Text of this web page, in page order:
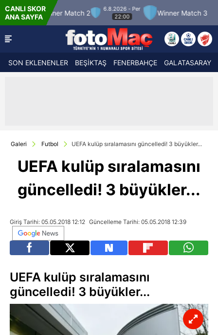
CANLI SKOR
ANA SAYFA
Match 2
6.8.2026 - Per
22:00
Winner Match 3 Boluspor
SON EKLENENLER BEŞİKTAŞ FENERBAHÇE GALATASARAY
Galeri Futbol UEFA kulüp sıralamasını güncelledi! 3 büyükler...
UEFA kulüp sıralamasını
güncelledi! 3 büyükler...
Giriş Tarihi: 05.05.2018 12:12 Güncelleme Tarihi: 05.05.2018 12:39
UEFA kulüp sıralamasını
güncelledi! 3 büyükler...